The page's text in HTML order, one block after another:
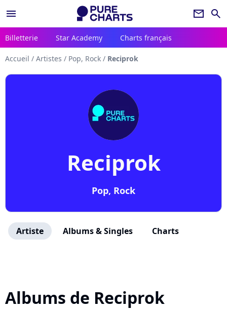
menu newsletter search
Billetterie Star Academy Charts français
Accueil / Artistes / Pop, Rock / Reciprok
Reciprok
Pop, Rock
Artiste Albums & Singles Charts
Albums de Reciprok